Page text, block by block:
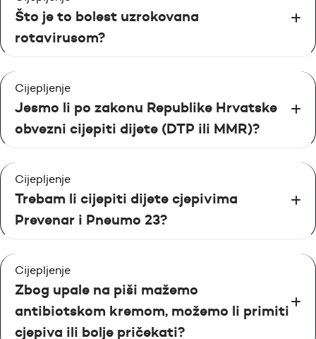
Što je to bolest uzrokovana
rotavirusom?
Cijepljenje
Jesmo li po zakonu Republike Hrvatske
obvezni cijepiti dijete (DTP ili MMR)?
Cijepljenje
Trebam li cijepiti dijete cjepivima
Prevenar i Pneumo 23?
Cijepljenje
Zbog upale na piši mažemo
antibiotskom kremom, možemo li primiti
cjepiva ili bolje pričekati?